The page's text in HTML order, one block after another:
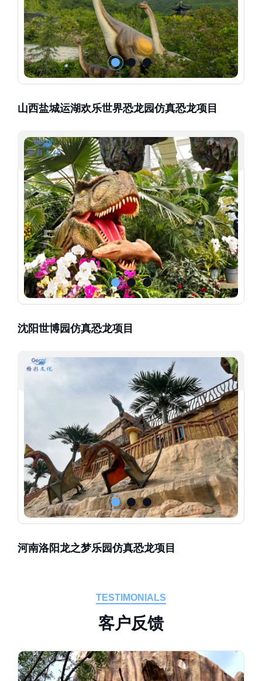
山西盐城运湖欢乐世界恐龙园仿真恐龙项目
沈阳世博园仿真恐龙项目
河南洛阳龙之梦乐园仿真恐龙项目
TESTIMONIALS
客户反馈